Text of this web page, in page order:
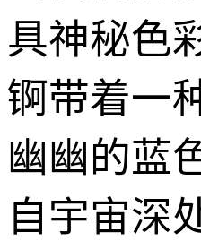
具神秘色
锕带着一
幽幽的蓝
自宇宙深